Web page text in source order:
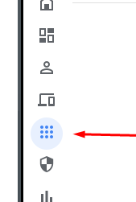
Segurança
Skymail Talk
Interno - Cloud
Interno -